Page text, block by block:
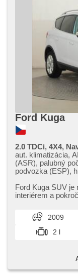
Ford Kuga
2.0 TDCi, 4X4,
aut. klimatizácia,
(ASR), palubný
podvozka (ESP),
panoramatická
strešný nosič,
Ford Kuga SUV
interiérem a
2009
2 l